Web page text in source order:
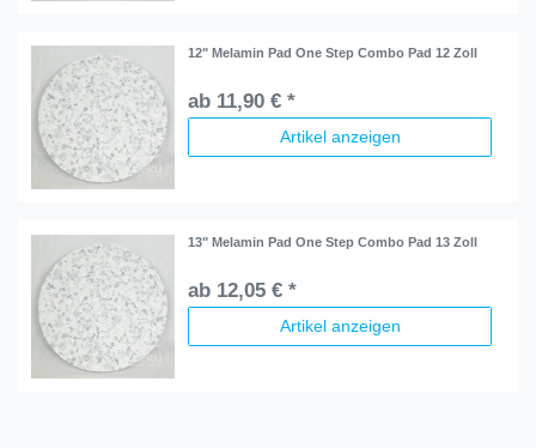
12" Melamin Pad One Step Combo Pad 12 Zoll
ab 11,90 € *
Artikel anzeigen
13" Melamin Pad One Step Combo Pad 13 Zoll
ab 12,05 € *
Artikel anzeigen